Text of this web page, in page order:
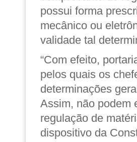
possui forma
mecânico ou
validade tal
“Com efeito,
pelos quais os
determinações
Assim, não podem
regulação de
dispositivo da